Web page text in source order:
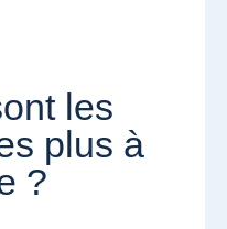
les
plus à
?